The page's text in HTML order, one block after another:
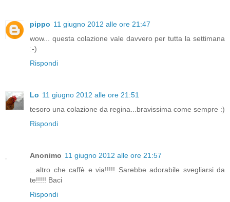
pippo 11 giugno 2012 alle ore 21:47
wow... questa colazione vale davvero per tutta la settimana
:-)
Rispondi
Lo 11 giugno 2012 alle ore 21:51
tesoro una colazione da regina...bravissima come sempre :)
Rispondi
Anonimo 11 giugno 2012 alle ore 21:57
...altro che caffè e via!!!!! Sarebbe adorabile svegliarsi da
te!!!!! Baci
Rispondi